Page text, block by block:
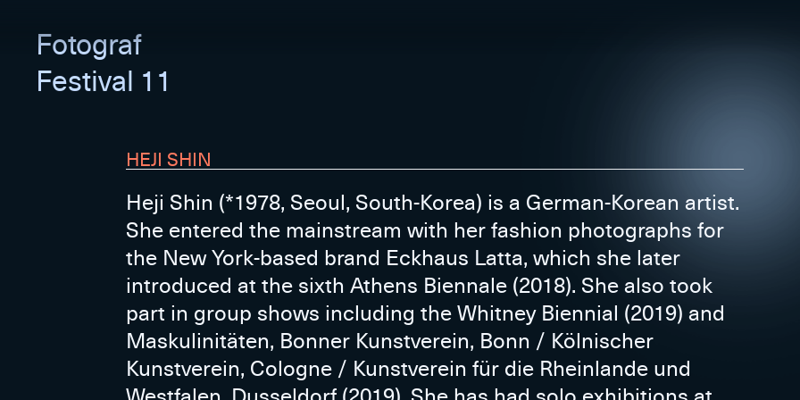
Fotograf
Festival 11
HEJI SHIN
Heji Shin (*1978, Seoul, South-Korea) is a German-Korean artist.
She entered the mainstream with her fashion photographs for
the New York-based brand Eckhaus Latta, which she later
introduced at the sixth Athens Biennale (2018). She also took
part in group shows including the Whitney Biennial (2019) and
Maskulinitäten, Bonner Kunstverein, Bonn / Kölnischer
Kunstverein, Cologne / Kunstverein für die Rheinlande und